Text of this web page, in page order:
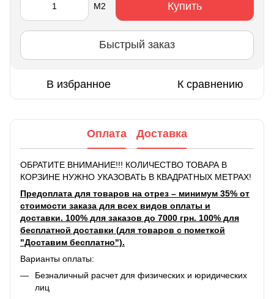
М2 Купить
Быстрый заказ
В избранное К сравнению
Оплата Доставка
ОБРАТИТЕ ВНИМАНИЕ!!! КОЛИЧЕСТВО ТОВАРА В
КОРЗИНЕ НУЖНО УКАЗОВАТЬ В КВАДРАТНЫХ МЕТРАХ!
Предоплата для товаров на отрез – минимум 35% от
стоимости заказа для всех видов оплаты и
доставки. 100% для заказов до 7000 грн. 100% для
бесплатной доставки (для товаров с пометкой
"Доставим бесплатно").
Варианты оплаты:
Безналичный расчет для физических и юридических
лиц